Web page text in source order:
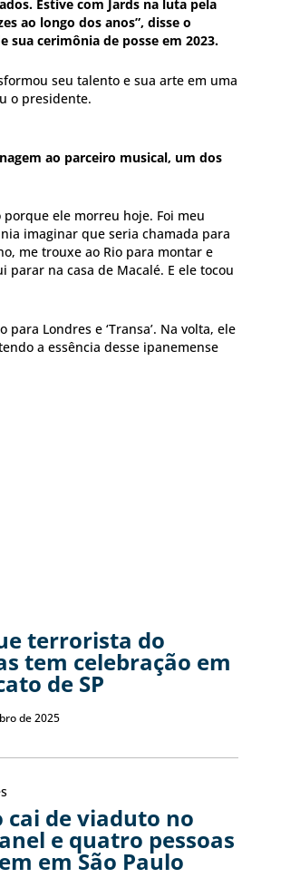
Estive com Jards na luta pela
ao longo dos anos”, disse o
cerimônia de posse em 2023.
seu talento e sua arte em uma
o presidente.
ao parceiro musical, um dos
porque ele morreu hoje. Foi meu
imaginar que seria chamada para
me trouxe ao Rio para montar e
na casa de Macalé. E ele tocou
Londres e ‘Transa’. Na volta, ele
a essência desse ipanemense
terrorista do
tem celebração em
de SP
de 2025
cai de viaduto no
e quatro pessoas
em São Paulo